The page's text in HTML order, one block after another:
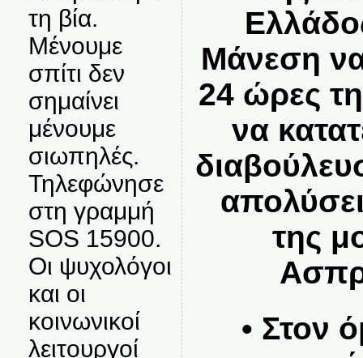
τη βία.
Μένουμε
σπίτι δεν
σημαίνει
μένουμε
σιωπηλές.
Τηλεφώνησε
στη γραμμή
SOS 15900.
Οι ψυχολόγοι
και οι
κοινωνικοί
λειτουργοί
Μάνεση να
24 ώρες
να
της
• Στον